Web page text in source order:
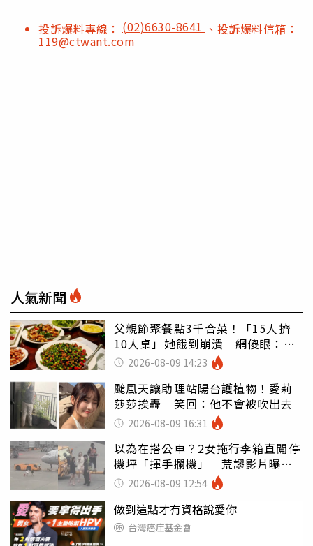
投訴爆料專線： (02)6630-8641 、投訴爆料信箱：
119@ctwant.com
人氣新聞
父親節聚餐點3千合菜！「15人擠
10人桌」她餓到崩潰 網傻眼：讓
店家看笑話
2026-08-09 14:23
颱風天讓助理站陽台護植物！愛莉
莎莎挨轟 笑回：他不會被吹出去
2026-08-09 16:31
以為在搭公車？2女拖行李箱直闖停
機坪「揮手攔機」 荒謬影片曝網
傻眼2026-08-09 12:54
做到這點才有資格說愛你
台灣癌症基金會